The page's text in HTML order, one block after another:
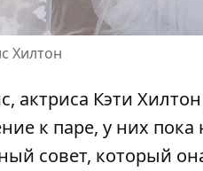
Хилтон
актриса Кэти
к паре, у них пока
совет, который